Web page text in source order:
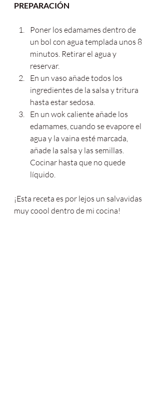
PREPARACIÓN
Poner los edamames dentro de
un bol con agua templada unos 8
minutos. Retirar el agua y
reservar.
En un vaso añade todos los
ingredientes de la salsa y tritura
hasta estar sedosa.
En un wok caliente añade los
edamames, cuando se evapore el
agua y la vaina esté marcada,
añade la salsa y las semillas.
Cocinar hasta que no quede
líquido.
¡Esta receta es por lejos un salvavidas
muy coool dentro de mi cocina!